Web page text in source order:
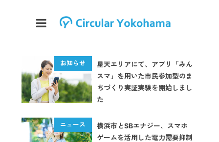
星天エリアにて、アプリ「みん
スマ」を用いた市民参加型のま
ちづくり実証実験を開始しまし
た
横浜市とSBエナジー、スマホ
ゲームを活用した電力需要抑制